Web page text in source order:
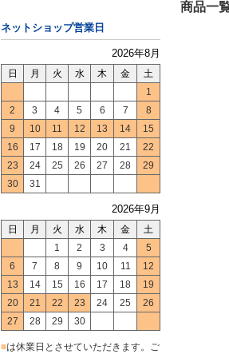
ネットショップ営業日
2026年8月
日 月 火 水 木 金
土
1
2
3 4 5 6 7
8
9
10 11 12 13 14
15
16
17 18 19 20 21
22
23
24 25 26 27 28
29
30
31
2026年9月
日 月 火 水 木 金
土
1
2 3 4
5
6
7 8 9 10 11
12
13
14 15 16 17 18
19
20
21 22 23 24 25
26
27
28 29 30
■は休業日とさせていただきます。ご
商品一